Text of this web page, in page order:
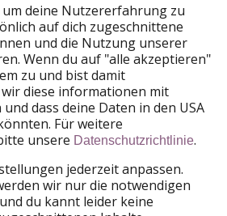
der HolidayPirates Group
HolidayPirates
WakacyjniPiraci
Ferienpiraten
ViajerosPiratas
deine Nutzererfahrung zu
auf dich zugeschnittene
und die Nutzung unserer
Wenn du auf "alle akzeptieren"
zu und bist damit
diese informationen mit
dass deine Daten in den USA
Für weitere
unsere Datenschutzrichtlinie.
jederzeit anpassen.
wir nur die notwendigen
du kannt leider keine